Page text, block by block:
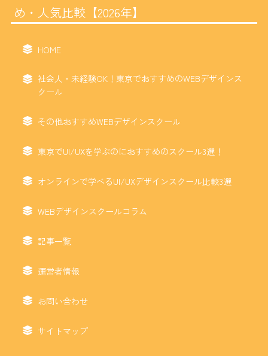
め・人気比較【2026年】
HOME
社会人・未経験OK！東京でおすすめのWEBデザインス
クール
その他おすすめWEBデザインスクール
東京でUI/UXを学ぶのにおすすめのスクール3選！
オンラインで学べるUI/UXデザインスクール比較3選
WEBデザインスクールコラム
記事一覧
運営者情報
お問い合わせ
サイトマップ